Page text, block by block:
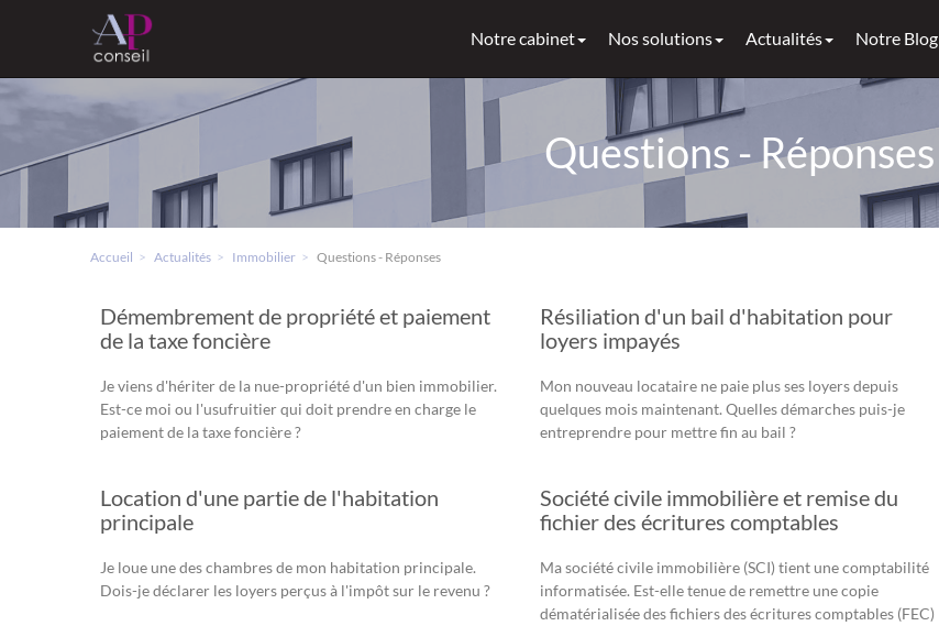
Notre cabinet Nos solutions Actualités Notre Blog
Questions - Réponses
Accueil Actualités Immobilier Questions - Réponses
Démembrement de propriété et paiement
de la taxe foncière
Je viens d'hériter de la nue-propriété d'un bien immobilier.
Est-ce moi ou l'usufruitier qui doit prendre en charge le
paiement de la taxe foncière ?
Résiliation d'un bail d'habitation pour
loyers impayés
Mon nouveau locataire ne paie plus ses loyers depuis
quelques mois maintenant. Quelles démarches puis-je
entreprendre pour mettre fin au bail ?
Location d'une partie de l'habitation
principale
Je loue une des chambres de mon habitation principale.
Dois-je déclarer les loyers perçus à l'impôt sur le revenu ?
Société civile immobilière et remise du
fichier des écritures comptables
Ma société civile immobilière (SCI) tient une comptabilité
informatisée. Est-elle tenue de remettre une copie
dématérialisée des fichiers des écritures comptables (FEC)